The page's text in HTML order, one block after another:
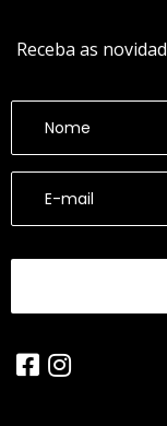
Receba as